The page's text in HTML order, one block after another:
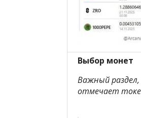
Выбор монет
Важный раздел,
отмечает